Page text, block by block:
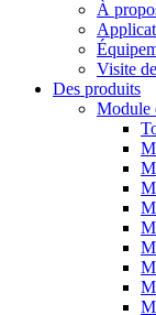
À
Visite
Des produits
Module